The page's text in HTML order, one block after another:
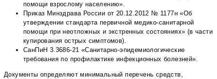
помощи взрослому населению».
Приказ Минздрава России от 20.12.2012 № 1177н «Об
утверждении стандарта первичной медико-санитарной
помощи при неотложных и экстренных состояниях» (в части
купирования острых симптомов).
СанПиН 3.3686-21 «Санитарно-эпидемиологические
требования по профилактике инфекционных болезней».
Документы определяют минимальный перечень средств,